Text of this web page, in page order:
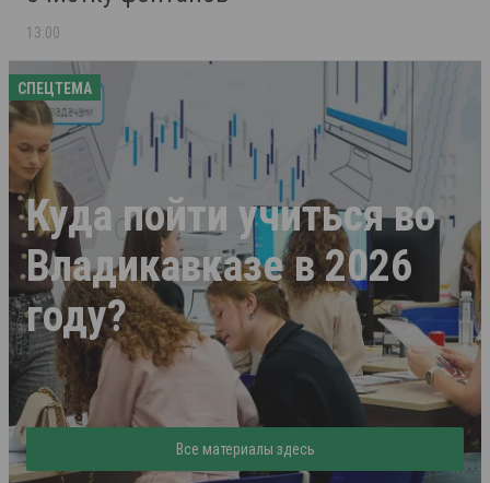
13:00
СПЕЦТЕМА
Куда пойти учиться во
Владикавказе в 2026
году?
Все материалы здесь